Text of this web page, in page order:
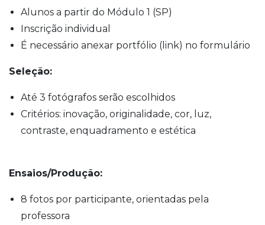
Alunos a partir do Módulo 1 (SP)
Inscrição individual
É necessário anexar portfólio (link) no formulário
Seleção:
Até 3 fotógrafos serão escolhidos
Critérios: inovação, originalidade, cor, luz,
contraste, enquadramento e estética
Ensaios/Produção:
8 fotos por participante, orientadas pela
professora